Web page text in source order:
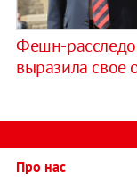
Фешн-
выразила свое
Про нас